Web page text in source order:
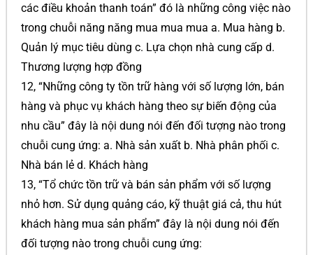
các điều khoản thanh toán” đó là những công việc nào
trong chuỗi năng năng mua mua mua a. Mua hàng b.
Quản lý mục tiêu dùng c. Lựa chọn nhà cung cấp d.
Thương lượng hợp đồng
12, “Những công ty tồn trữ hàng với số lượng lớn, bán
hàng và phục vụ khách hàng theo sự biến động của
nhu cầu” đây là nội dung nói đến đối tượng nào trong
chuỗi cung ứng: a. Nhà sản xuất b. Nhà phân phối c.
Nhà bán lẻ d. Khách hàng
13, “Tổ chức tồn trữ và bán sản phẩm với số lượng
nhỏ hơn. Sử dụng quảng cáo, kỹ thuật giá cả, thu hút
khách hàng mua sản phẩm” đây là nội dung nói đến
đối tượng nào trong chuỗi cung ứng: